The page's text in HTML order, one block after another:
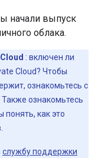
начали выпуск
облака.
: включен ли
Cloud? Чтобы
ознакомьтесь с
ознакомьтесь
понять, как это
службу поддержки